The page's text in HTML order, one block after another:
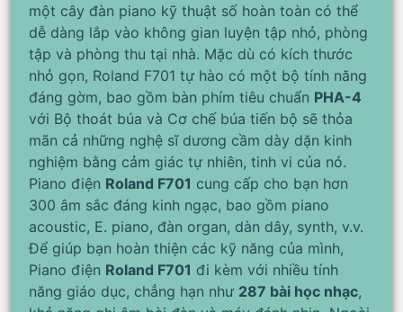
một cây đàn piano kỹ thuật số hoàn toàn có thể
dễ dàng lắp vào không gian luyện tập nhỏ, phòng
tập và phòng thu tại nhà. Mặc dù có kích thước
nhỏ gọn, Roland F701 tự hào có một bộ tính năng
đáng gờm, bao gồm bàn phím tiêu chuẩn PHA-4
với Bộ thoát búa và Cơ chế búa tiến bộ sẽ thỏa
mãn cả những nghệ sĩ dương cầm dày dặn kinh
nghiệm bằng cảm giác tự nhiên, tinh vi của nó.
Piano điện Roland F701 cung cấp cho bạn hơn
300 âm sắc đáng kinh ngạc, bao gồm piano
acoustic, E. piano, đàn organ, dàn dây, synth, v.v.
Để giúp bạn hoàn thiện các kỹ năng của mình,
Piano điện Roland F701 đi kèm với nhiều tính
năng giáo dục, chẳng hạn như 287 bài học nhạc,